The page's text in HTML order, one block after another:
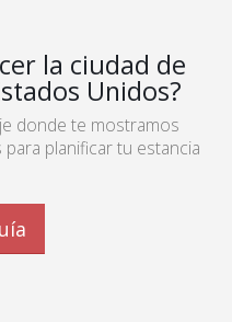
la ciudad de
Unidos?
donde te mostramos
planificar tu estancia